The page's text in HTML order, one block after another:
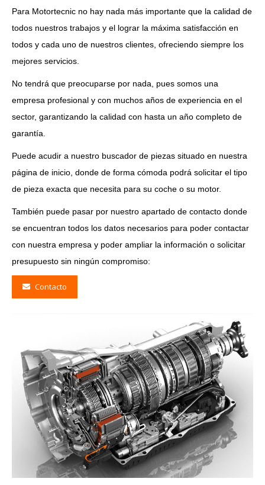
Para Motortecnic no hay nada más importante que la calidad de
todos nuestros trabajos y el lograr la máxima satisfacción en
todos y cada uno de nuestros clientes, ofreciendo siempre los
mejores servicios.
No tendrá que preocuparse por nada, pues somos una
empresa profesional y con muchos años de experiencia en el
sector, garantizando la calidad con hasta un año completo de
garantía.
Puede acudir a nuestro buscador de piezas situado en nuestra
página de inicio, donde de forma cómoda podrá solicitar el tipo
de pieza exacta que necesita para su coche o su motor.
También puede pasar por nuestro apartado de contacto donde
se encuentran todos los datos necesarios para poder contactar
con nuestra empresa y poder ampliar la información o solicitar
presupuesto sin ningún compromiso:
Contacto